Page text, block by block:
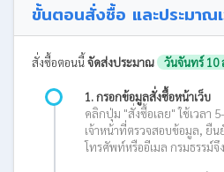
ขั้นตอนสั่งซื้อ และประมาณ
สั่งซื้อตอนนี้จัดส่งประมาณ วันจันทร์ 10
1. กรอกข้อมูลสั่งซื้อหน้าเว็บ
คลิกปุ่ม "สั่งซื้อเลย" ใช้เวลา
เจ้าหน้าที่ตรวจสอบข้อมูล, ยื
โทรศัพท์หรืออีเมล กรมธรรม์